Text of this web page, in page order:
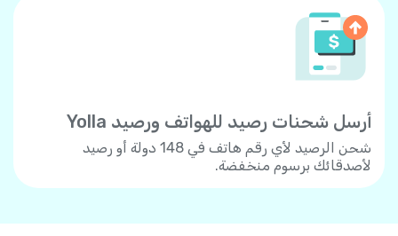
أرسل شحنات رصيد للهواتف ورصيد Yolla
شحن الرصيد لأي رقم هاتف في 148 دولة أو رصيد
لأصدقائك برسوم منخفضة.